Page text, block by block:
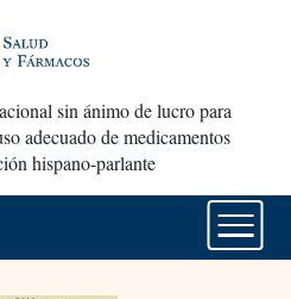
sin ánimo de lucro para
adecuado de medicamentos
hispano-parlante